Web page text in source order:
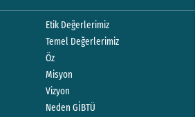
Etik Değerlerimiz
Temel Değerlerimiz
Öz
Misyon
Vizyon
Neden GİBTÜ